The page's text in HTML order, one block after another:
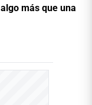
algo más que una